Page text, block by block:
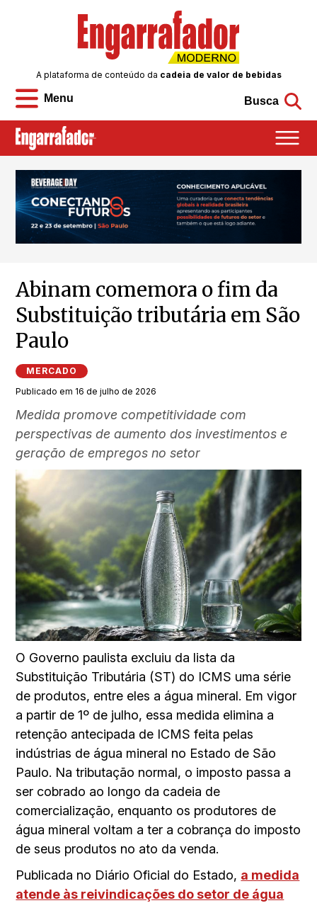
Menu
A plataforma de conteúdo da cadeia de valor de bebidas
Busca
Abinam comemora o fim da
Substituição tributária em São
Paulo
MERCADO
Publicado em 16 de julho de 2026
Medida promove competitividade com
perspectivas de aumento dos investimentos e
geração de empregos no setor
O Governo paulista excluiu da lista da
Substituição Tributária (ST) do ICMS uma série
de produtos, entre eles a água mineral. Em vigor
a partir de 1º de julho, essa medida elimina a
retenção antecipada de ICMS feita pelas
indústrias de água mineral no Estado de São
Paulo. Na tributação normal, o imposto passa a
ser cobrado ao longo da cadeia de
comercialização, enquanto os produtores de
água mineral voltam a ter a cobrança do imposto
de seus produtos no ato da venda.
Publicada no Diário Oficial do Estado, a medida
atende às reivindicações do setor de água